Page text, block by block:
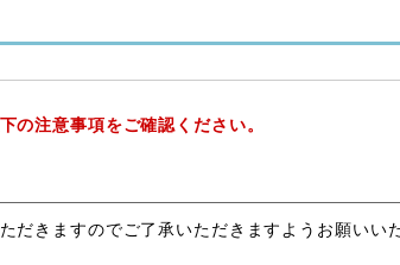
の注意事項をご確認ください。
だきますのでご了承いただきますようお願いい